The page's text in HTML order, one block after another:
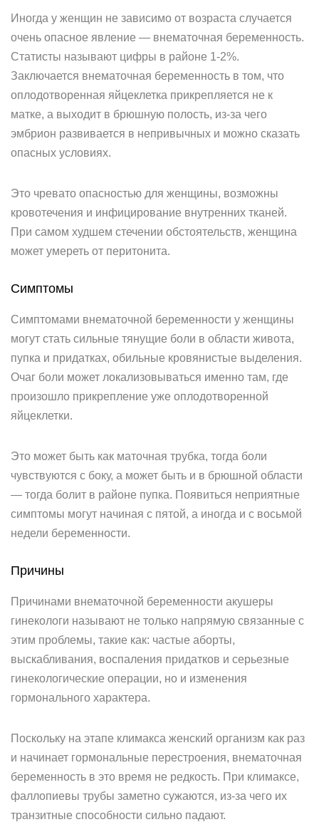
Иногда у женщин не зависимо от возраста случается
очень опасное явление — внематочная беременность.
Статисты называют цифры в районе 1-2%.
Заключается внематочная беременность в том, что
оплодотворенная яйцеклетка прикрепляется не к
матке, а выходит в брюшную полость, из-за чего
эмбрион развивается в непривычных и можно сказать
опасных условиях.
Это чревато опасностью для женщины, возможны
кровотечения и инфицирование внутренних тканей.
При самом худшем стечении обстоятельств, женщина
может умереть от перитонита.
Симптомы
Симптомами внематочной беременности у женщины
могут стать сильные тянущие боли в области живота,
пупка и придатках, обильные кровянистые выделения.
Очаг боли может локализовываться именно там, где
произошло прикрепление уже оплодотворенной
яйцеклетки.
Это может быть как маточная трубка, тогда боли
чувствуются с боку, а может быть и в брюшной области
— тогда болит в районе пупка. Появиться неприятные
симптомы могут начиная с пятой, а иногда и с восьмой
недели беременности.
Причины
Причинами внематочной беременности акушеры
гинекологи называют не только напрямую связанные с
этим проблемы, такие как: частые аборты,
выскабливания, воспаления придатков и серьезные
гинекологические операции, но и изменения
гормонального характера.
Поскольку на этапе климакса женский организм как раз
и начинает гормональные перестроения, внематочная
беременность в это время не редкость. При климаксе,
фаллопиевы трубы заметно сужаются, из-за чего их
транзитные способности сильно падают.